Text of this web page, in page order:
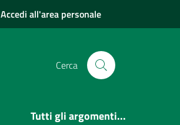
Accedi all'area personale
Cerca
Tutti gli argomenti...